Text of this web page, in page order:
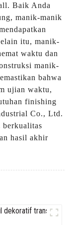
Baik Anda
manik-manik
itu, manik-
waktu dan
manik-
bahwa
ujian waktu,
finishing
Co., Ltd.
hasil akhir